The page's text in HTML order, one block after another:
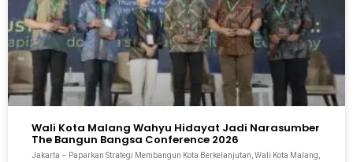
Wali Kota Malang Wahyu Hidayat Jadi Narasumber
The Bangun Bangsa Conference 2026
Jakarta – Paparkan Strategi Membangun Kota Berkelanjutan, Wali Kota Malang,